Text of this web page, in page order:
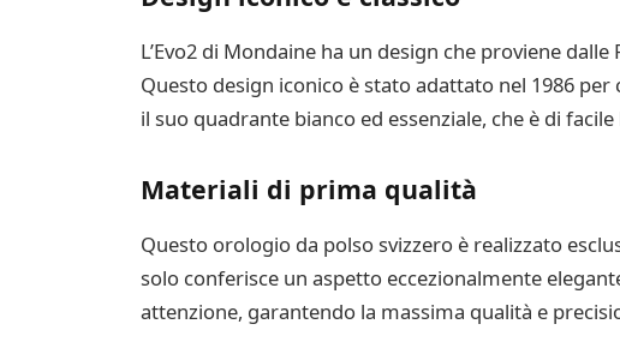
L’Evo2 di Mondaine ha un design che proviene
Questo design iconico è stato adattato nel 1986
il suo quadrante bianco ed essenziale, che è di
Materiali di prima qualità
Questo orologio da polso svizzero è realizzato
solo conferisce un aspetto eccezionalmente
attenzione, garantendo la massima qualità e